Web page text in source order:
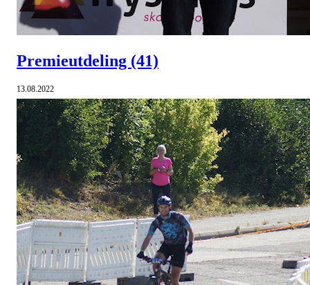
Premieutdeling (41)
13.08.2022